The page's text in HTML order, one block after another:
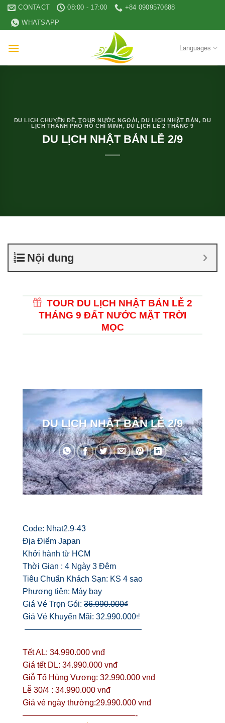
Skip
content
CONTACT 08:00 - 17:00
+84 0909570688
WHATSAPP
Languages
DU LỊCH CHUYÊN ĐỀ,TOUR NƯỚC NGOÀI , DU LỊCH NHẬT BẢN , DU
LỊCH THÀNH PHỐ HỒ CHÍ MINH , DU LỊCH LỄ 2 THÁNG 9
DU LỊCH NHẬT BẢN LỄ 2/9
Nội dung
TOUR DU LỊCH NHẬT BẢN LỄ 2
THÁNG 9 ĐẤT NƯỚC MẶT TRỜI
MỌC
DU LỊCH NHẬT BẢN LỄ 2/9
Code: Nhat2.9-43
Địa Điểm Japan
Khởi hành từ HCM
Thời Gian : 4 Ngày 3 Đêm
Tiêu Chuẩn Khách Sạn: KS 4 sao
Phương tiện: Máy bay
Giá Vé Trọn Gói: 36.990.000₫
Giá Vé Khuyến Mãi: 32.990.000₫
——————————————–
Tết AL: 34.990.000 vnđ
Giá tết DL: 34.990.000 vnđ
Giỗ Tổ Hùng Vương: 32.990.000 vnđ
Lễ 30/4 : 34.990.000 vnđ
Giá vé ngày thường:29.990.000 vnđ
——————————————-